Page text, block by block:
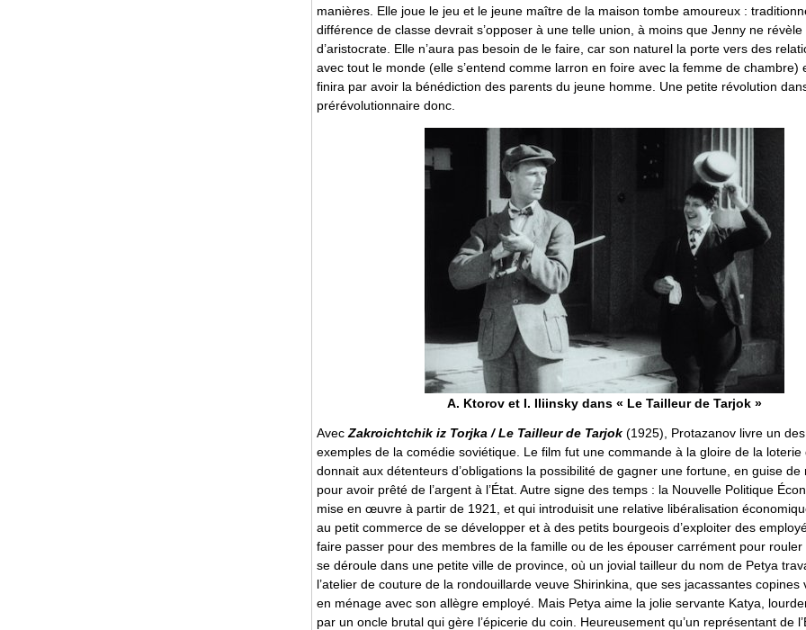
manières. Elle joue le jeu et le jeune maître de la maison tombe amoureux :
différence de classe devrait s’opposer à une telle union, à moins que Jenny ne
d’aristocrate. Elle n’aura pas besoin de le faire, car son naturel la porte vers des
avec tout le monde (elle s’entend comme larron en foire avec la femme de chambre)
finira par avoir la bénédiction des parents du jeune homme. Une petite révolution
prérévolutionnaire donc.
A. Ktorov et I. Iliinsky dans « Le Tailleur de Tarjok »
Avec Zakroichtchik iz Torjka / Le Tailleur de Tarjok (1925), Protazanov livre un
exemples de la comédie soviétique. Le film fut une commande à la gloire de la loterie
donnait aux détenteurs d’obligations la possibilité de gagner une fortune, en guise de
pour avoir prêté de l’argent à l’État. Autre signe des temps : la Nouvelle Politique
mise en œuvre à partir de 1921, et qui introduisit une relative libéralisation
au petit commerce de se développer et à des petits bourgeois d’exploiter des
faire passer pour des membres de la famille ou de les épouser carrément pour rouler
se déroule dans une petite ville de province, où un jovial tailleur du nom de Petya
l’atelier de couture de la rondouillarde veuve Shirinkina, que ses jacassantes copines
en ménage avec son allègre employé. Mais Petya aime la jolie servante Katya,
par un oncle brutal qui gère l’épicerie du coin. Heureusement qu’un représentant de